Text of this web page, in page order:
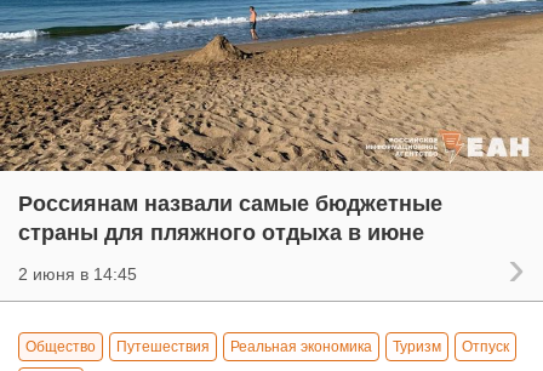
Россиянам назвали самые бюджетные
страны для пляжного отдыха в июне
2 июня в 14:45
Общество Путешествия Реальная экономика Туризм Отпуск